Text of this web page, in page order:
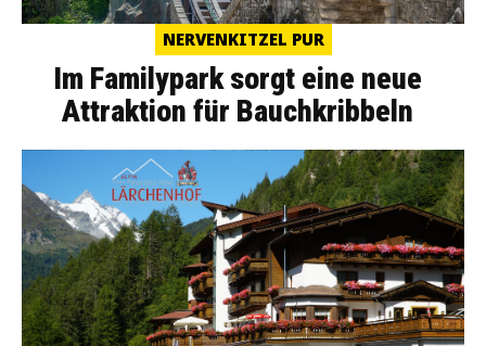
NERVENKITZEL PUR
Im Familypark sorgt eine neue
Attraktion für Bauchkribbeln